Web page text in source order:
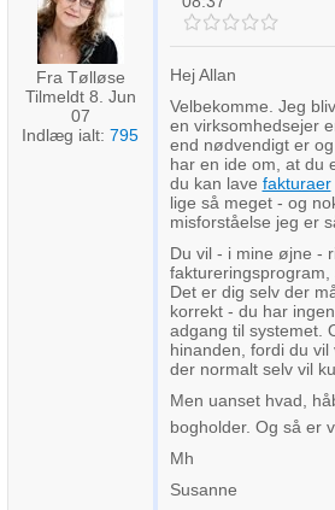
Fra Tølløse
Tilmeldt 8. Jun
07
Indlæg ialt: 795
Hej Allan
Velbekomme. Jeg
en virksomhedsejer
end nødvendigt er
har en ide om, at du
du kan lave fakturaer
lige så meget - og
misforståelse jeg er
Du vil - i mine øjne -
Det er dig selv der
korrekt - du har
adgang til systemet.
hinanden, fordi du
der normalt selv vil
Men uanset hvad,
bogholder. Og så er
Mh
Susanne
statistikker eller kombinationer af
til at vælge indhold
placeringsoplysninger
på aktivt anmodede oplysninger